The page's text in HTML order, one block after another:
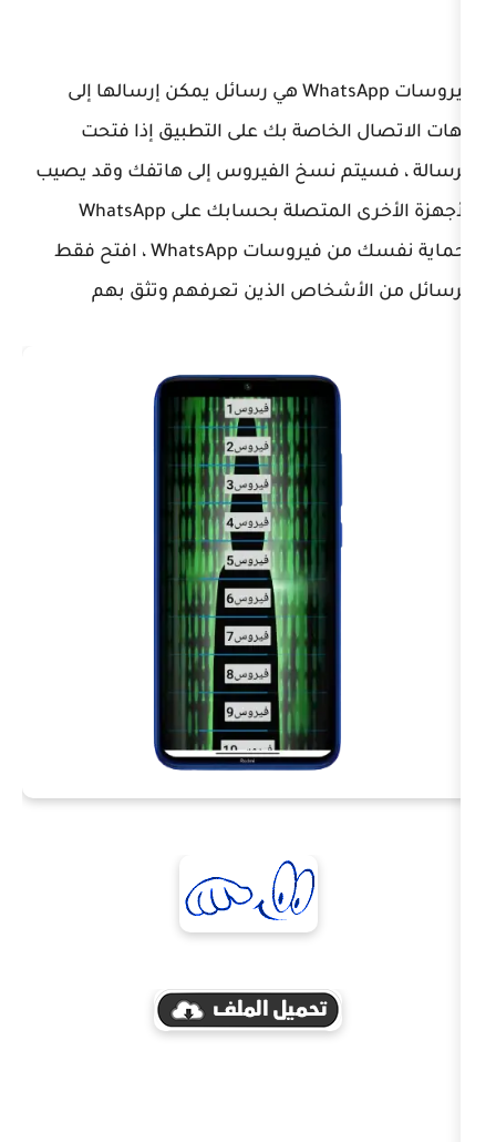
فيروسات WhatsApp هي رسائل يمكن إرسالها إلى
بك على التطبيق إذا فتحت
نسخ الفيروس إلى هاتفك وقد يصيب
الأجهزة الأخرى المتصلة بحسابك على WhatsApp
لحماية نفسك من فيروسات WhatsApp ، افتح فقط
الذين تعرفهم وتثق بهم